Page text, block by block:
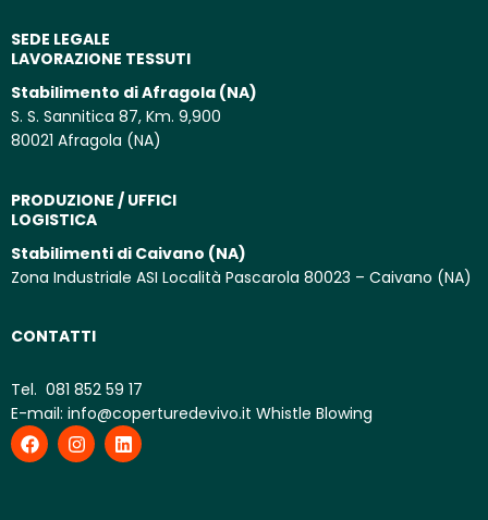
SEDE LEGALE
LAVORAZIONE TESSUTI
Stabilimento di Afragola (NA)
S. S. Sannitica 87, Km. 9,900
80021 Afragola (NA)
PRODUZIONE / UFFICI
LOGISTICA
Stabilimenti di Caivano (NA)
Zona Industriale ASI Località Pascarola 80023 – Caivano (NA)
CONTATTI
Tel. 081 852 59 17
E-mail: info@coperturedevivo.it Whistle Blowing